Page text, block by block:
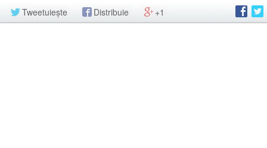
Tweetuiește Distribuie +1